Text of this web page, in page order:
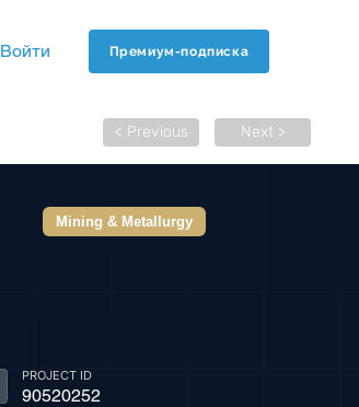
Войти Премиум-подписка
< Previous Next >
Mining & Metallurgy
PROJECT ID
90520252